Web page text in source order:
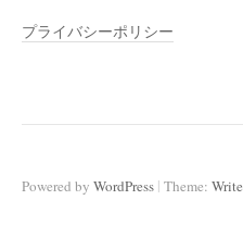
プライバシーポリシー
Powered by WordPress | Theme: Write